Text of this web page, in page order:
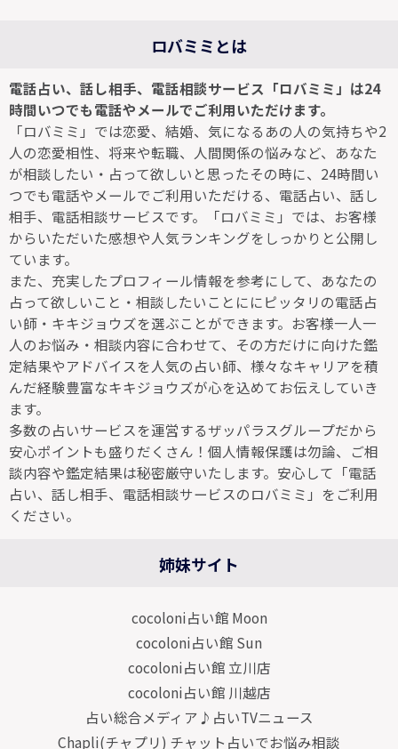
ロバミミとは
電話占い、話し相手、電話相談サービス「ロバミミ」は24
時間いつでも電話やメールでご利用いただけます。
「ロバミミ」では恋愛、結婚、気になるあの人の気持ちや2
人の恋愛相性、将来や転職、人間関係の悩みなど、あなた
が相談したい・占って欲しいと思ったその時に、24時間い
つでも電話やメールでご利用いただける、電話占い、話し
相手、電話相談サービスです。「ロバミミ」では、お客様
からいただいた感想や人気ランキングをしっかりと公開し
ています。
また、充実したプロフィール情報を参考にして、あなたの
占って欲しいこと・相談したいことににピッタリの電話占
い師・キキジョウズを選ぶことができます。お客様一人一
人のお悩み・相談内容に合わせて、その方だけに向けた鑑
定結果やアドバイスを人気の占い師、様々なキャリアを積
んだ経験豊富なキキジョウズが心を込めてお伝えしていき
ます。
多数の占いサービスを運営するザッパラスグループだから
安心ポイントも盛りだくさん！個人情報保護は勿論、ご相
談内容や鑑定結果は秘密厳守いたします。安心して「電話
占い、話し相手、電話相談サービスのロバミミ」をご利用
ください。
姉妹サイト
cocoloni占い館 Moon
cocoloni占い館 Sun
cocoloni占い館 立川店
cocoloni占い館 川越店
占い総合メディア♪占いTVニュース
Chapli(チャプリ) チャット占いでお悩み相談